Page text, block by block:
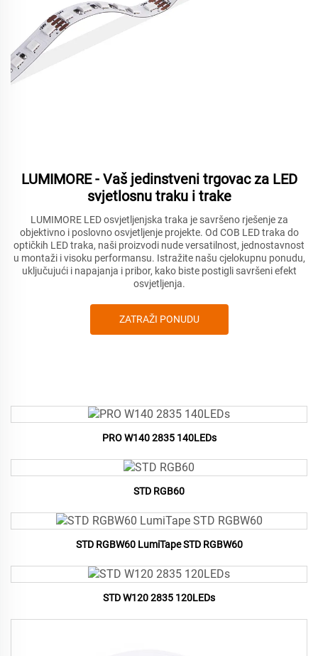
LUMIMORE - Vaš jedinstveni trgovac za LED
svjetlosnu traku i trake
LUMIMORE LED osvjetljenjska traka je savršeno rješenje za
objektivno i poslovno osvjetljenje projekte. Od COB LED traka do
optičkih LED traka, naši proizvodi nude versatilnost, jednostavnost
u montaži i visoku performansu. Istražite našu cjelokupnu ponudu,
uključujući i napajanja i pribor, kako biste postigli savršeni efekt
osvjetljenja.
ZATRAŽI PONUDU
PRO W140 2835 140LEDs
STD RGB60
STD RGBW60 LumiTape STD RGBW60
STD W120 2835 120LEDs